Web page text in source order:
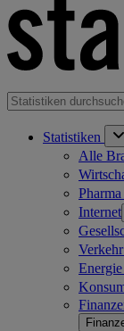
Statistiken
Alle
Internet